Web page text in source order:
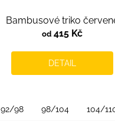
Bambusové triko
od415 Kč
DETAIL
92/98 98/104 104/